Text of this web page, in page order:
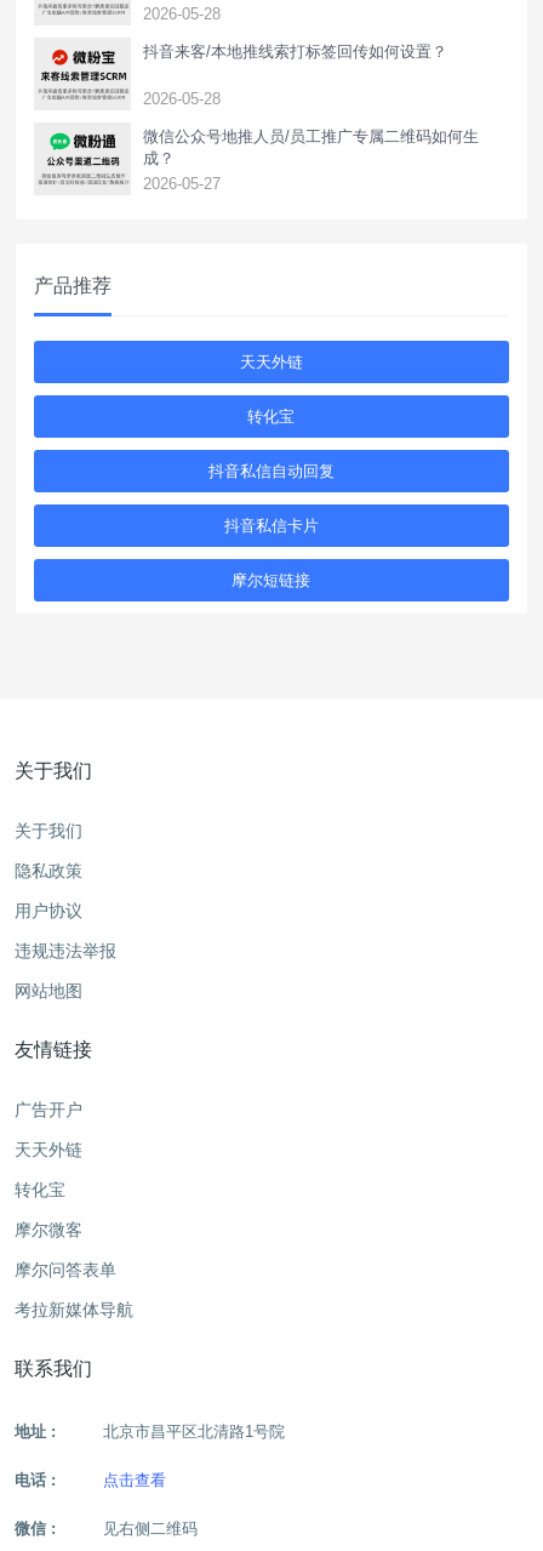
2026-05-28
抖音来客/本地推线索打标签回传如何设置？
2026-05-28
‌微信公众号地推人员/员工推广专属二维码如何生
成？
2026-05-27
产品推荐
天天外链
转化宝
抖音私信自动回复
抖音私信卡片
摩尔短链接
关于我们
关于我们
隐私政策
用户协议
违规违法举报
网站地图
友情链接
广告开户
天天外链
转化宝
摩尔微客
摩尔问答表单
考拉新媒体导航
联系我们
地址 : 北京市昌平区北清路1号院
电话 : 点击查看
微信 : 见右侧二维码